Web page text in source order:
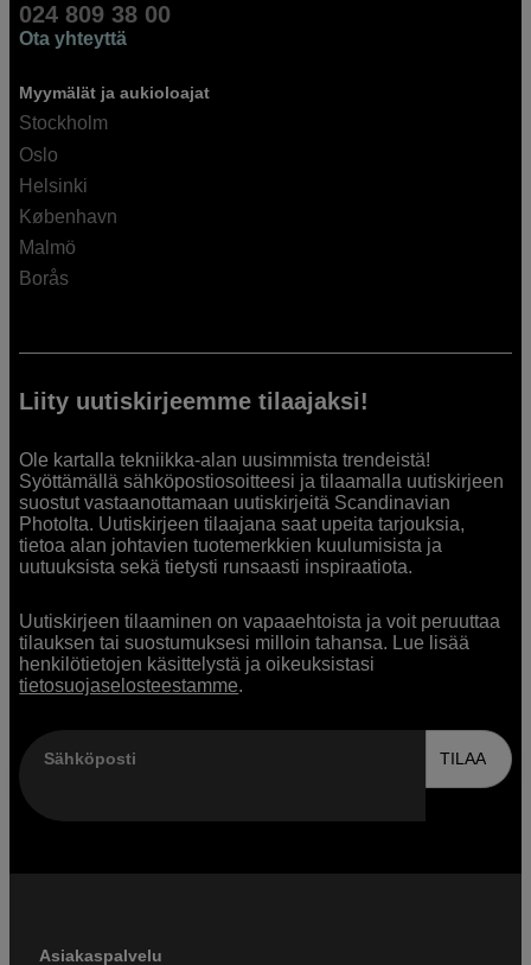
024 809 38 00
Ota yhteyttä
Myymälät ja aukioloajat
Stockholm
Oslo
Helsinki
København
Malmö
Borås
Liity uutiskirjeemme tilaajaksi!
Ole kartalla tekniikka-alan uusimmista trendeistä!
Syöttämällä sähköpostiosoitteesi ja tilaamalla uutiskirjeen
suostut vastaanottamaan uutiskirjeitä Scandinavian
Photolta. Uutiskirjeen tilaajana saat upeita tarjouksia,
tietoa alan johtavien tuotemerkkien kuulumisista ja
uutuuksista sekä tietysti runsaasti inspiraatiota.
Uutiskirjeen tilaaminen on vapaaehtoista ja voit peruuttaa
tilauksen tai suostumuksesi milloin tahansa. Lue lisää
henkilötietojen käsittelystä ja oikeuksistasi
tietosuojaselosteestamme.
Sähköposti TILAA
Asiakaspalvelu